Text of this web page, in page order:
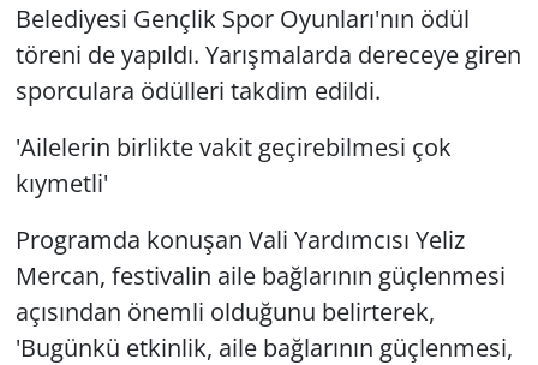
Belediyesi Gençlik Spor Oyunları'nın ödül
töreni de yapıldı. Yarışmalarda dereceye giren
sporculara ödülleri takdim edildi.
'Ailelerin birlikte vakit geçirebilmesi çok
kıymetli'
Programda konuşan Vali Yardımcısı Yeliz
Mercan, festivalin aile bağlarının güçlenmesi
açısından önemli olduğunu belirterek,
'Bugünkü etkinlik, aile bağlarının güçlenmesi,